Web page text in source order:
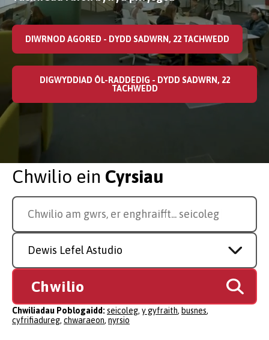
DIWRNOD AGORED - DYDD SADWRN, 22 TACHWEDD
DIGWYDDIAD ÔL-RADDEDIG - DYDD SADWRN, 22
TACHWEDD
Chwilio ein Cyrsiau
Search
a
course
Chwilio am gwrs, er enghraifft... y
Study
Level
Chwiliadau Poblogaidd: seicoleg, y gyfraith, busnes,
cyfrifiadureg, chwaraeon, nyrsio